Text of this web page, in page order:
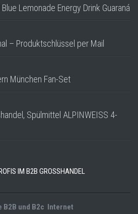
Lemonade Energy Drink Guaraná
– Produktschlüssel per Mail
München Fan-Set
Spülmittel ALPINWEISS 4-
IM B2B GROSSHANDEL
B2B und B2c Internet